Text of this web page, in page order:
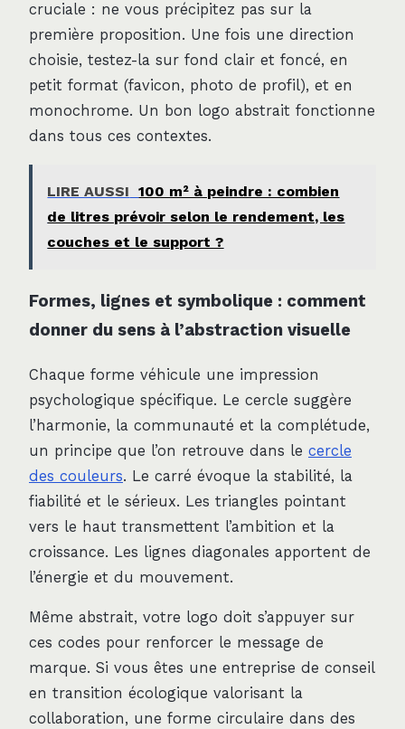
cruciale : ne vous précipitez pas sur la
première proposition. Une fois une direction
choisie, testez-la sur fond clair et foncé, en
petit format (favicon, photo de profil), et en
monochrome. Un bon logo abstrait fonctionne
dans tous ces contextes.
LIRE AUSSI
100 m² à peindre : combien
de litres prévoir selon le rendement, les
couches et le support ?
Formes, lignes et symbolique : comment
donner du sens à l’abstraction visuelle
Chaque forme véhicule une impression
psychologique spécifique. Le cercle suggère
l’harmonie, la communauté et la complétude,
un principe que l’on retrouve dans le cercle
des couleurs. Le carré évoque la stabilité, la
fiabilité et le sérieux. Les triangles pointant
vers le haut transmettent l’ambition et la
croissance. Les lignes diagonales apportent de
l’énergie et du mouvement.
Même abstrait, votre logo doit s’appuyer sur
ces codes pour renforcer le message de
marque. Si vous êtes une entreprise de conseil
en transition écologique valorisant la
collaboration, une forme circulaire dans des